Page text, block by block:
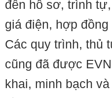
đến hồ sơ, trình
giá điện, hợp
Các quy trình, thủ
cũng đã được
khai, minh bạch